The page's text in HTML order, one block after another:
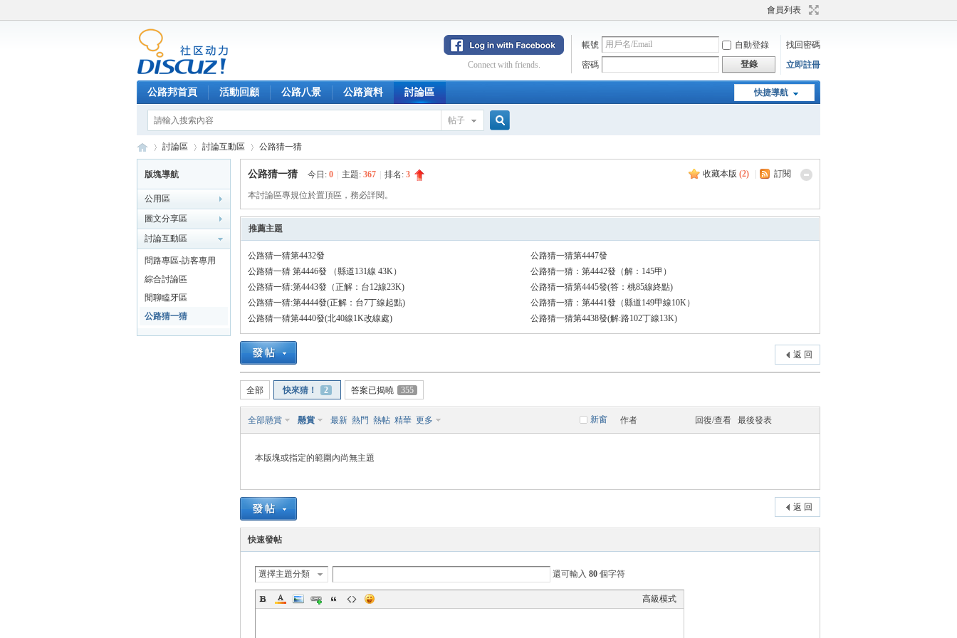
會員列表
帳號 自動登錄
找回密碼
密碼
登錄 立即註冊
Connect with friends.
快捷導航
公路邦首頁 活動回顧 公路八景 公路資料 討論區
帖子
公 »
討論區
›
討論互動區
›
公路猜一猜
版塊導航
公用區
圖文分享區
討論互動區
問路專區-訪客專用
綜合討論區
閒聊瞌牙區
公路猜一猜
收藏本版 (2) 訂閱
公路猜一猜 今日: 0 主題: 367 排名: 3
本討論區專規位於置頂區，務必詳閱。
推薦主題
公路猜一猜第4432發
公路猜一猜第4447發
公路猜一猜 第4446發 （縣道131線 43K）
公路猜一猜：第4442發（解：145甲）
公路猜一猜:第4443發（正解：台12線23K)
公路猜一猜第4445發(答：桃85線終點)
公路猜一猜:第4444發(正解：台7丁線起點)
公路猜一猜：第4441發（縣道149甲線10K）
公路猜一猜第4440發(北40線1K改線處)
公路猜一猜第4438發(解:路102丁線13K)
返 回
全部 快來猜！ 2 答案已揭曉 355
新窗
全部懸賞 懸賞 最新 熱門 熱帖 精華 更多 作者 回復/查看 最後發表
本版塊或指定的範圍內尚無主題
返 回
快速發帖
選擇主題分類 還可輸入 80 個字符
高級模式